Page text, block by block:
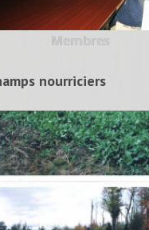
Membres
nourriciers